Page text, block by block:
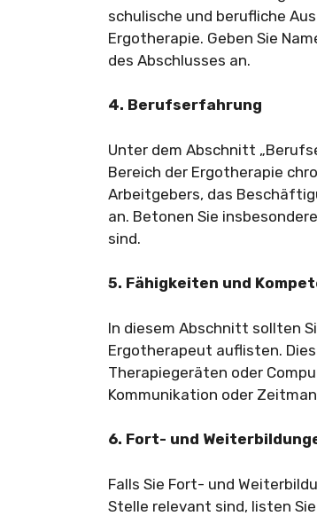
schulische und berufliche
Ergotherapie. Geben Sie
des Abschlusses an.
4. Berufserfahrung
Unter dem Abschnitt
Bereich der Ergotherapie
Arbeitgebers, das
an. Betonen Sie
sind.
5. Fähigkeiten und
In diesem Abschnitt sollten
Ergotherapeut auflisten.
Therapiegeräten oder
Kommunikation oder
6. Fort- und
Falls Sie Fort- und
Stelle relevant sind, listen